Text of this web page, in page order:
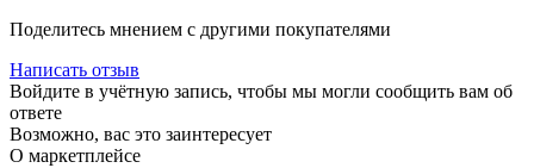
Поделитесь мнением с другими покупателями
Написать отзыв
Войдите в учётную запись, чтобы мы могли сообщить вам об
ответе
Возможно, вас это заинтересует
О маркетплейсе